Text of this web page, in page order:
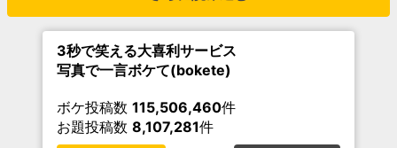
3秒で笑える大喜利サービス
写真で一言ボケて(bokete)
ボケ投稿数 115,506,460件
お題投稿数 8,107,281件